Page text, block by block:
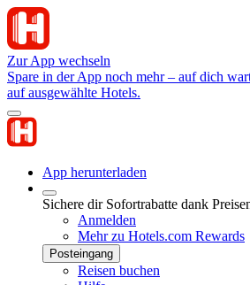
Zur App wechseln
Spare in der App noch mehr – auf dich
auf ausgewählte Hotels.
App herunterladen
Sichere dir Sofortrabatte dank
Anmelden
Mehr zu Hotels.com Rewards
Posteingang
Reisen buchen